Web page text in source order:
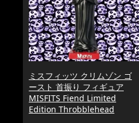
ミスフィッツ クリムゾン ゴ
ースト 首振り フィギュア
MISFITS Fiend Limited
Edition Throbblehead